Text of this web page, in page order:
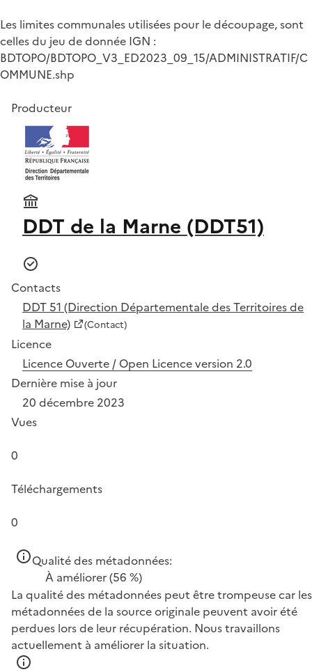
Les limites communales utilisées pour le découpage, sont
celles du jeu de donnée IGN :
BDTOPO/BDTOPO_V3_ED2023_09_15/ADMINISTRATIF/C
OMMUNE.shp
Producteur
DDT de la Marne (DDT51)
Contacts
DDT 51 (Direction Départementale des Territoires de
la Marne)
(Contact)
Licence
Licence Ouverte / Open Licence version 2.0
Dernière mise à jour
20 décembre 2023
Vues
0
Téléchargements
0
Qualité des métadonnées:
À améliorer(56 %)
La qualité des métadonnées peut être trompeuse car les
métadonnées de la source originale peuvent avoir été
perdues lors de leur récupération. Nous travaillons
actuellement à améliorer la situation.